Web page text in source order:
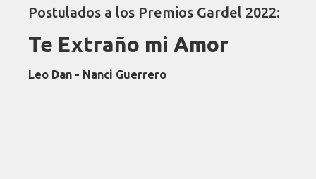
Postulados a los Premios Gardel 2022:
Te Extraño mi Amor
Leo Dan - Nanci Guerrero